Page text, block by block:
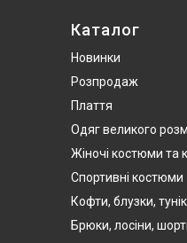
Каталог
Новинки
Розпродаж
Плаття
Одяг великого
Жіночі костюми та
Спортивні костюми
Кофти, блузки,
Брюки, лосіни,